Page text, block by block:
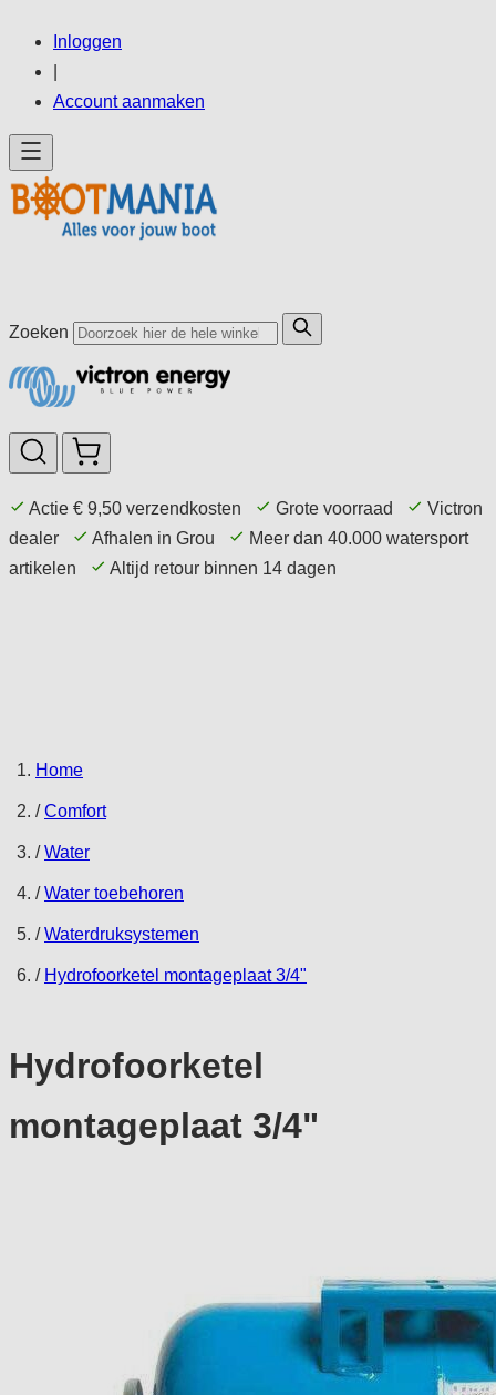
de
inhoud
Inloggen
Account aanmaken
Zoeken
Actie € 9,50 verzendkosten Grote voorraad
Victron
dealer
Afhalen in Grou
Meer dan 40.000 watersport
artikelen
Altijd retour binnen 14 dagen
Home
/ Comfort
/ Water
/ Water toebehoren
/ Waterdruksystemen
/ Hydrofoorketel montageplaat 3/4"
Hydrofoorketel
montageplaat 3/4"